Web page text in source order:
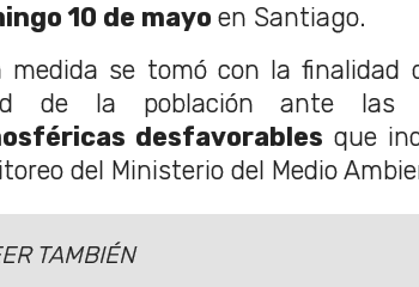
10 de mayo en Santiago.
medida se tomó con la finalidad
de la población ante las
desfavorables que
del Ministerio del Medio
TAMBIÉN